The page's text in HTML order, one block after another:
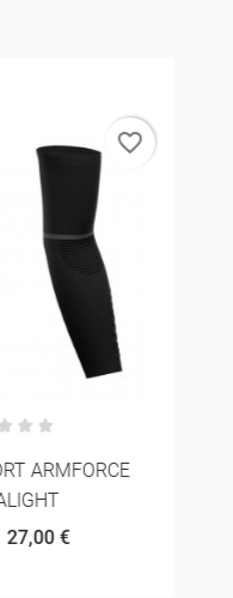
ARMFORCE
€
favorite_border